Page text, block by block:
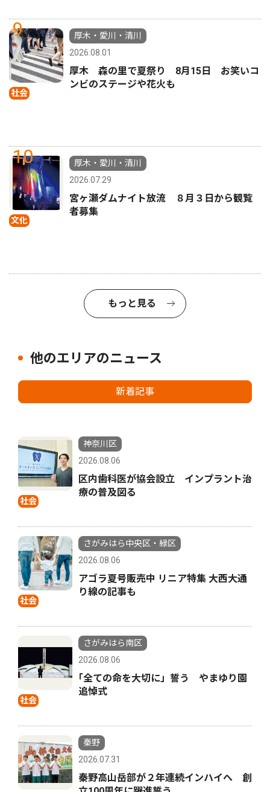
9
社会
厚木・愛川・清川
2026.08.01
厚木 森の里で夏祭り 8月15日 お笑いコ
ンビのステージや花火も
10
文化
厚木・愛川・清川
2026.07.29
宮ヶ瀬ダムナイト放流 ８月３日から観覧
者募集
もっと見る
他のエリアのニュース
新着記事
社会
神奈川区
2026.08.06
区内歯科医が協会設立 インプラント治
療の普及図る
社会
さがみはら中央区・緑区
2026.08.06
アゴラ夏号販売中 リニア特集 大西大通
り線の記事も
社会
さがみはら南区
2026.08.06
｢全ての命を大切に」誓う やまゆり園
追悼式
秦野
2026.07.31
秦野高山岳部が２年連続インハイへ 創